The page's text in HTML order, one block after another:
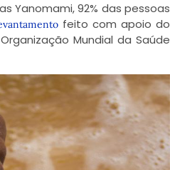
Yanomami, 92% das pessoas
feito com apoio do
Mundial da Saúde